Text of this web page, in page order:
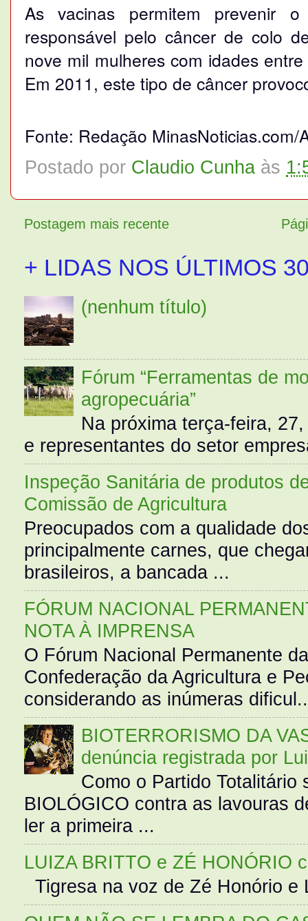
As vacinas permitem prevenir
responsável pelo câncer de colo
nove mil mulheres com idades
Em 2011, este tipo de câncer
Fonte: Redação MinasNoticias.com/
Postado por Claudio Cunha às
Postagem mais recente
+ LIDAS NOS ÚLTIMOS
(nenhum título)
Fórum “Ferramentas de
agropecuária”
Na próxima terça-feira,
e representantes do setor
Inspeção Sanitária de produtos
Comissão de Agricultura
Preocupados com a qualidade
principalmente carnes, que
brasileiros, a bancada ...
FÓRUM NACIONAL
NOTA À IMPRENSA
O Fórum Nacional Permanente
Confederação da Agricultura e
considerando as inúmeras
BIOTERRORISMO DA
denúncia registrada por
Como o Partido Totalitário
BIOLÓGICO contra as lavouras
ler a primeira ...
LUIZA BRITTO e ZÉ HONÓRIO
Tigresa na voz de Zé Honório